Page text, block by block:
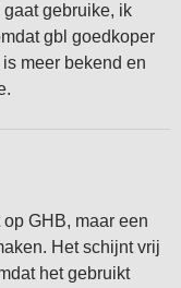
gebruike, ik
gbl goedkoper
meer bekend en
GHB, maar een
Het schijnt vrij
het gebruikt